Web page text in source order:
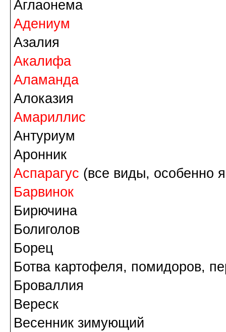
Аглаонема
Адениум
Азалия
Акалифа
Аламанда
Алоказия
Амариллис
Антуриум
Аронник
Аспарагус (все виды, особенно
Барвинок
Бирючина
Болиголов
Борец
Ботва картофеля, помидоров,
Броваллия
Вереск
Весенник зимующий